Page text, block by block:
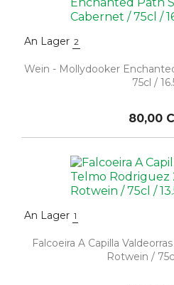
An Lager 2
Wein - Mollydooker
75cl /
80,00
An Lager 1
Falcoeira A Capilla
Rotwein /